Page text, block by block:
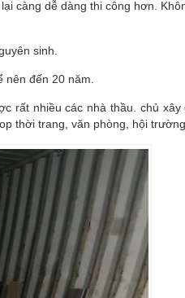
càng dễ dàng thi công hơn.
sinh.
đến 20 năm.
rất nhiều các nhà thầu. chủ
thời trang, văn phòng, hội